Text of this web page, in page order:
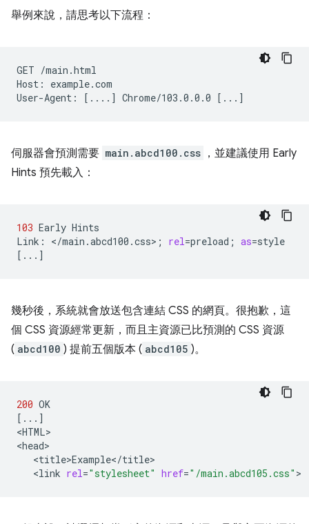
舉例來說，請思考以下流程：
GET /main.html
Host:
example.com
User-Agent:
[ .... ] Chrome/103.0.0.0 [ ... ]
伺服器會預測需要 main.abcd100.css ，並建議使用 Early
Hints 預先載入：
103 Early Hints
Link:
</main.abcd100.css> ; rel=preload ; as=
[ ... ]
幾秒後，系統就會放送包含連結 CSS 的網頁。很抱歉，這
個 CSS 資源經常更新，而且主資源已比預測的 CSS 資源
( abcd100 ) 提前五個版本 ( abcd105 )。
200
[ ... ]
<HTML>
<link rel="stylesheet" href="/main.abcd105.css"